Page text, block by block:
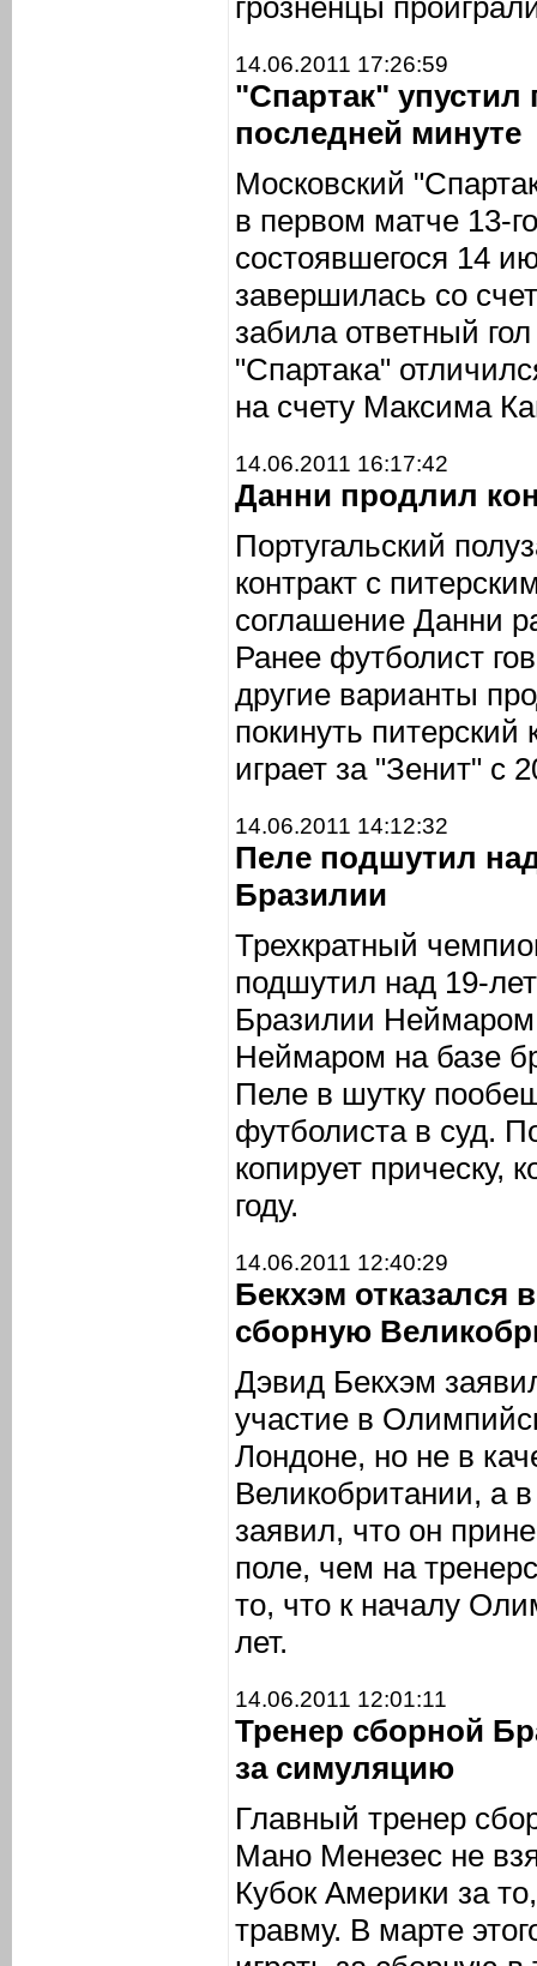
грозненцы
14.06.2011 17:26:59
"Спартак"
последней минуте
Московский
в первом матче 13-
состоявшегося 14
завершилась со
забила ответный
"Спартака"
на счету Максима
14.06.2011 16:17:42
Данни продлил
Португальский
контракт с
соглашение Данни
Ранее футболист
другие варианты
покинуть
играет за "Зенит" с
14.06.2011 14:12:32
Пеле подшутил
Бразилии
Трехкратный
подшутил над 19-
Бразилии
Неймаром на базе
Пеле в шутку
футболиста в суд.
копирует прическу,
году.
14.06.2011 12:40:29
Бекхэм отказался
сборную
Дэвид Бекхэм
участие в
Лондоне, но не в
Великобритании, а
заявил, что он
поле, чем на
то, что к началу
лет.
14.06.2011 12:01:11
Тренер сборной
за симуляцию
Главный тренер
Мано Менезес не
Кубок Америки за
травму. В марте